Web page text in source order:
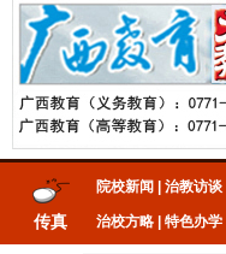
传真
院校新闻 治教访谈
治校方略 特色办学